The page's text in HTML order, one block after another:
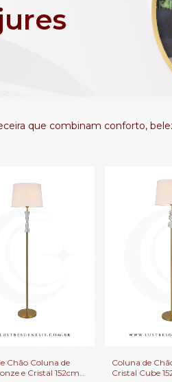
que combinam conforto,
Chão Coluna de
e Cristal 152cm
Coluna de
Cristal Cube